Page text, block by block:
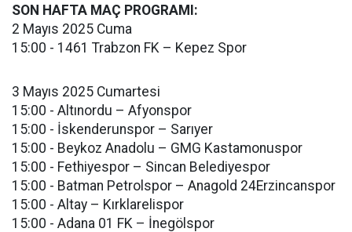
SON HAFTA MAÇ PROGRAMI:
2 Mayıs 2025 Cuma
15:00 - 1461 Trabzon FK – Kepez Spor
3 Mayıs 2025 Cumartesi
15:00 - Altınordu – Afyonspor
15:00 - İskenderunspor – Sarıyer
15:00 - Beykoz Anadolu – GMG Kastamonuspor
15:00 - Fethiyespor – Sincan Belediyespor
15:00 - Batman Petrolspor – Anagold 24Erzincanspor
15:00 - Altay – Kırklarelispor
15:00 - Adana 01 FK – İnegölspor